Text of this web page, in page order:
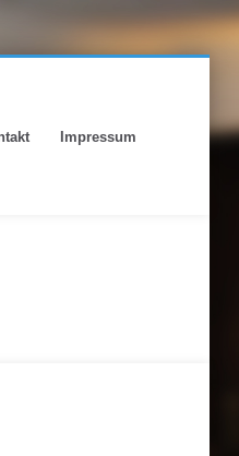
Impressum